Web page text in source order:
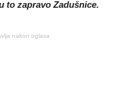
to zapravo Zadušnice.
nakon oglasa